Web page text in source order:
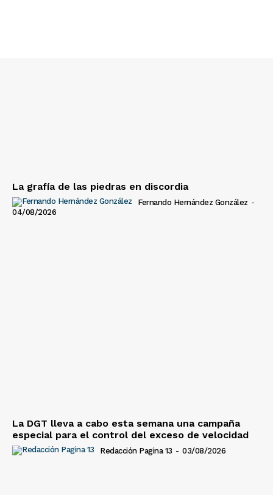
La grafía de las piedras en discordia
Fernando Hernández González -
04/08/2026
La DGT lleva a cabo esta semana una campaña
especial para el control del exceso de velocidad
Redacción Pagina 13 - 03/08/2026